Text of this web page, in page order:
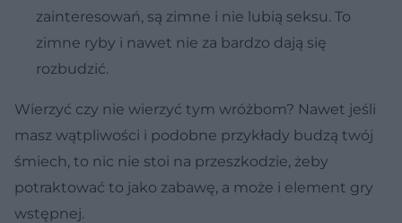
zainteresowań, są zimne i nie lubią seksu. To
zimne ryby i nawet nie za bardzo dają się
rozbudzić.
Wierzyć czy nie wierzyć tym wróżbom? Nawet jeśli
masz wątpliwości i podobne przykłady budzą twój
śmiech, to nic nie stoi na przeszkodzie, żeby
potraktować to jako zabawę, a może i element gry
wstępnej.